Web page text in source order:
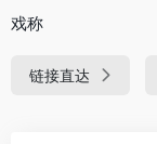
戏称
链接直达